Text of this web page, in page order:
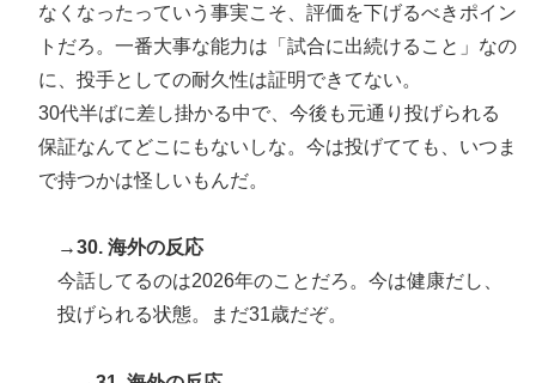
なくなったっていう事実こそ、評価を下げるべきポイン
トだろ。一番大事な能力は「試合に出続けること」なの
に、投手としての耐久性は証明できてない。
30代半ばに差し掛かる中で、今後も元通り投げられる
保証なんてどこにもないしな。今は投げてても、いつま
で持つかは怪しいもんだ。
→30. 海外の反応
今話してるのは2026年のことだろ。今は健康だし、
投げられる状態。まだ31歳だぞ。